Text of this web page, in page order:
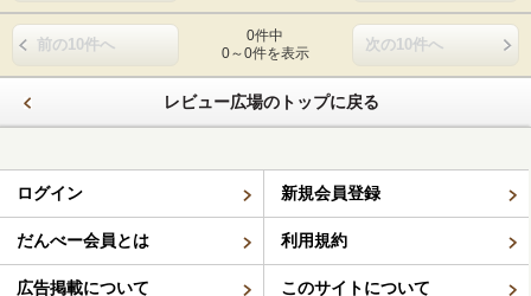
前の10件へ
0件中
0～0件を表示
次の10件へ
レビュー広場のトップに戻る
ログイン 新規会員登録
だんべー会員とは 利用規約
広告掲載について このサイトについて